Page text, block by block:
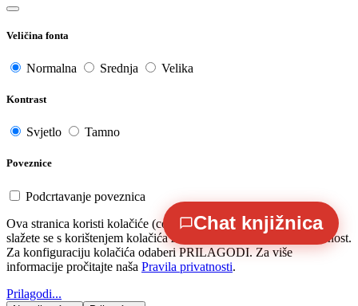
Veličina fonta
Normalna Srednja Velika
Kontrast
Svjetlo Tamno
Poveznice
Podcrtavanje poveznica
Chat knjižnica
Ova stranica koristi kolačiće (cookies). Odabirom PRIHVAĆAM
slažete se s korištenjem kolačića za koje je potrebna Vaša suglasnost.
Za konfiguraciju kolačića odaberi PRILAGODI. Za više
informacije pročitajte naša Pravila privatnosti.
Prilagodi...